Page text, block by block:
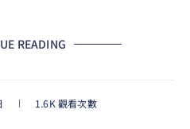
READING
1.6K 觀看次數